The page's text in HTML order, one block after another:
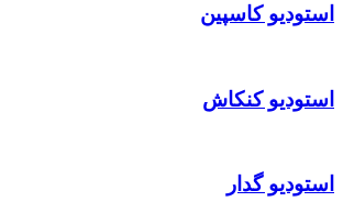
استودیو کاسپین
استودیو کنکاش
استودیو گدار